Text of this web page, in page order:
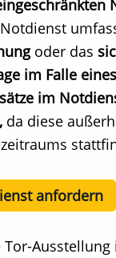
oder das
im Falle
im
da diese
anfordern
Tor-